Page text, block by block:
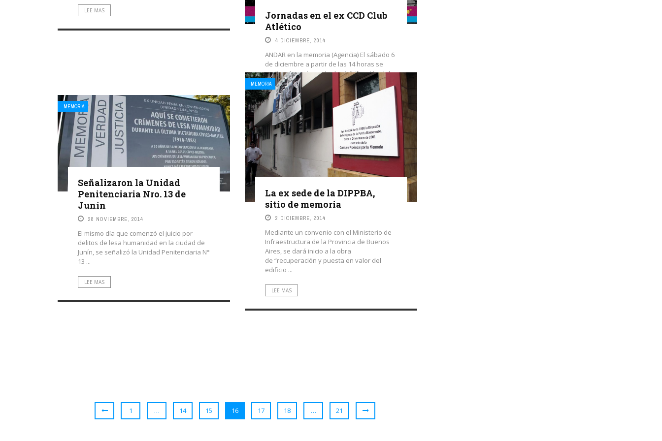
LEE MAS
Jornadas en el ex CCD Club
Atlético
4 DICIEMBRE, 2014
ANDAR en la memoria (Agencia) El sábado 6
de diciembre a partir de las 14 horas se
realizará una jornada de visibilización del
ex ...
LEE MAS
MEMORIA
La ex sede de la DIPPBA,
sitio de memoria
2 DICIEMBRE, 2014
Mediante un convenio con el Ministerio de
Infraestructura de la Provincia de Buenos
Aires, se dará inicio a la obra
de “recuperación y puesta en valor del
edificio ...
LEE MAS
MEMORIA
Señalizaron la Unidad
Penitenciaria Nro. 13 de
Junín
28 NOVIEMBRE, 2014
El mismo día que comenzó el juicio por
delitos de lesa humanidad en la ciudad de
Junín, se señalizó la Unidad Penitenciaria N°
13 ...
LEE MAS
1 … 14 15 16 17 18 … 21